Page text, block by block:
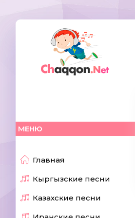
МЕНЮ
Главная
Кыргызские песни
Казахские песни